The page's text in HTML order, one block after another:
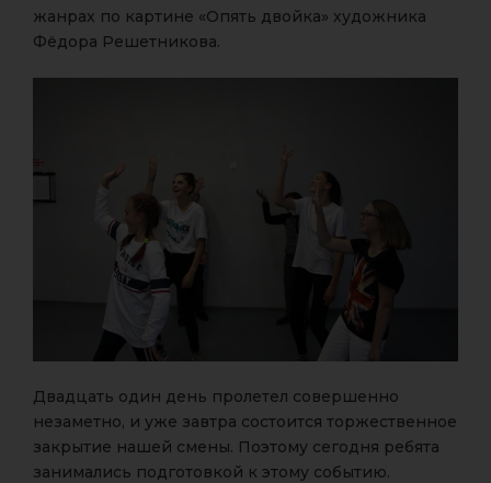
жанрах по картине «Опять двойка» художника
Фёдора Решетникова.
Двадцать один день пролетел совершенно
незаметно, и уже завтра состоится торжественное
закрытие нашей смены. Поэтому сегодня ребята
занимались подготовкой к этому событию.